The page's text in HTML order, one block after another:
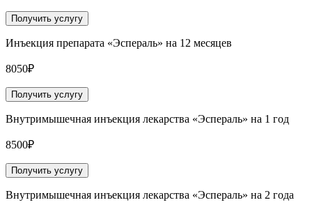
Получить услугу
Инъекция препарата «Эспераль» на 12 месяцев
8050₽
Получить услугу
Внутримышечная инъекция лекарства «Эспераль» на 1 год
8500₽
Получить услугу
Внутримышечная инъекция лекарства «Эспераль» на 2 года